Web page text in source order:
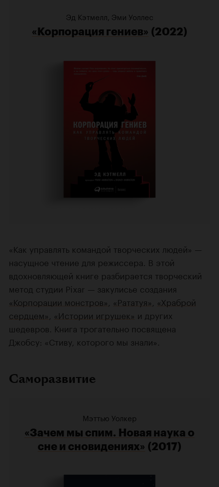
Эд Кэтмелл, Эми Уоллес
«Корпорация гениев» (2022)
«Как управлять командой творческих людей» —
насущное чтение для режиссера. В этой
вдохновляющей книге разбирается творческий
метод студии Pixar — закулисье создания
«Корпорации монстров» «Рататуя» «Храброй
сердцем» «Истории игрушек» и других
шедевров. Книга трогательно посвящена
Джобсу: «Стиву, которого мы знали».
Саморазвитие
Мэттью Уолкер
«Зачем мы спим. Новая наука о
сне и сновидениях» (2017)